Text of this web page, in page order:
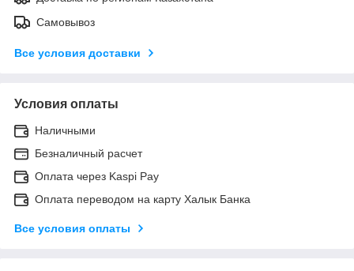
Самовывоз
Все условия доставки
Условия оплаты
Наличными
Безналичный расчет
Оплата через Kaspi Pay
Оплата переводом на карту Халык Банка
Все условия оплаты